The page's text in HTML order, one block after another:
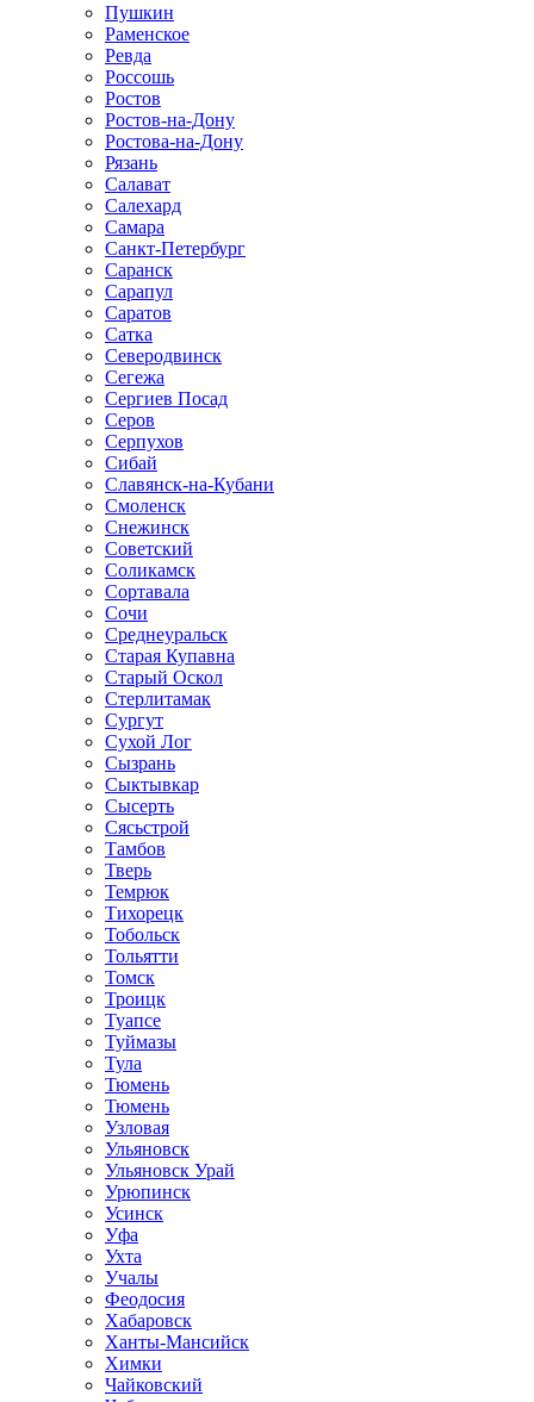
Пушкин
Раменское
Ревда
Россошь
Ростов
Ростов-на-Дону
Ростова-на-Дону
Рязань
Салават
Салехард
Самара
Санкт-Петербург
Саранск
Сарапул
Саратов
Сатка
Северодвинск
Сегежа
Сергиев Посад
Серов
Серпухов
Сибай
Славянск-на-Кубани
Смоленск
Снежинск
Советский
Соликамск
Сортавала
Сочи
Среднеуральск
Старая Купавна
Старый Оскол
Стерлитамак
Сургут
Сухой Лог
Сызрань
Сыктывкар
Сысерть
Сясьстрой
Тамбов
Тверь
Темрюк
Тихорецк
Тобольск
Тольятти
Томск
Троицк
Туапсе
Туймазы
Тула
Тюмень
Тюмень
Узловая
Ульяновск
Ульяновск Урай
Урюпинск
Усинск
Уфа
Ухта
Учалы
Феодосия
Хабаровск
Ханты-Мансийск
Химки
Чайковский